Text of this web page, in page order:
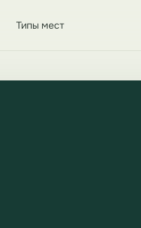
Типы мест